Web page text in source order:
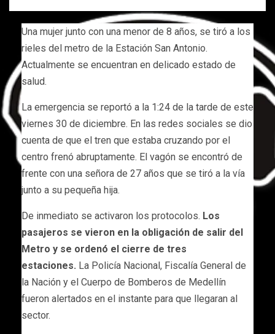
Una mujer junto con una menor de 8 años, se tiró a los
rieles del metro de la Estación San Antonio.
Actualmente se encuentran en delicado estado de
salud.
La emergencia se reportó a la 1:24 de la tarde de este
viernes 30 de diciembre. En las redes sociales se dio
cuenta de que el tren que estaba cruzando por el
centro frenó abruptamente. El vagón se encontró de
frente con una señora de 27 años que se tiró a la vía
junto a su pequeña hija.
De inmediato se activaron los protocolos. Los
pasajeros se vieron en la obligación de salir del
Metro y se ordenó el cierre de tres
estaciones. La Policía Nacional, Fiscalía General de
la Nación y el Cuerpo de Bomberos de Medellín
fueron alertados en el instante para que llegaran al
sector.